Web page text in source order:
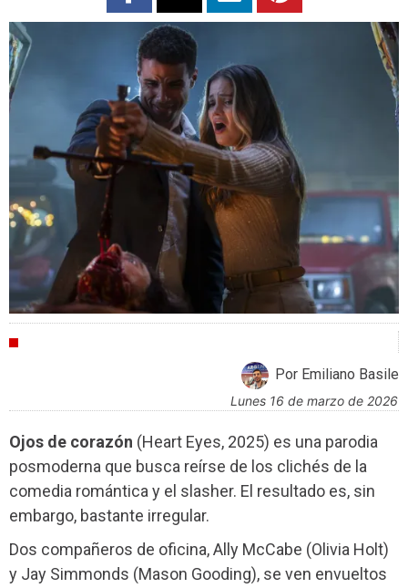
Por Emiliano Basile
lunes 16 de marzo de 2026
Ojos de corazón (Heart Eyes, 2025) es una parodia
posmoderna que busca reírse de los clichés de la
comedia romántica y el slasher. El resultado es, sin
embargo, bastante irregular.
Dos compañeros de oficina, Ally McCabe (Olivia Holt)
y Jay Simmonds (Mason Gooding), se ven envueltos